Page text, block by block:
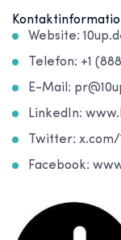
Website:
Telefon: +1
E-Mail:
LinkedIn:
Twitter: x.com/
Facebook: